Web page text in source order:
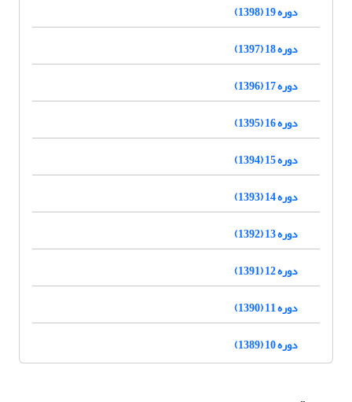
دوره 19 (1398)
دوره 18 (1397)
دوره 17 (1396)
دوره 16 (1395)
دوره 15 (1394)
دوره 14 (1393)
دوره 13 (1392)
دوره 12 (1391)
دوره 11 (1390)
دوره 10 (1389)